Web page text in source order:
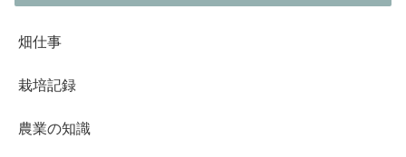
畑仕事
栽培記録
農業の知識